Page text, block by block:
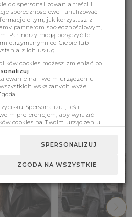
do spersonalizowania treści i
społecznościowe i analizować
o tym, jak korzystasz z
partnerom społecznościowym,
Partnerzy mogą połączyć te
otrzymanymi od Ciebie lub
z ich usług.
cookies możesz zmieniać po
.
na Twoim urządzeniu
wskazanych wyżej
Spersonalizuj, jeśli
preferencjom, aby wyrazić
cookies na Twoim urządzeniu
SPERSONALIZUJ
ZGODA NA WSZYSTKIE